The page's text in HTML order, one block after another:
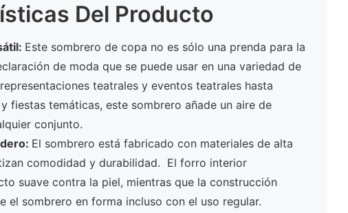
Del Producto
Este sombrero de copa no es sólo una prenda para la
de moda que se puede usar en una variedad de
teatrales y eventos teatrales hasta
fiestas temáticas, este sombrero añade un aire de
conjunto.
El sombrero está fabricado con materiales de alta
comodidad y durabilidad. El forro interior
suave contra la piel, mientras que la construcción
el sombrero en forma incluso con el uso regular.